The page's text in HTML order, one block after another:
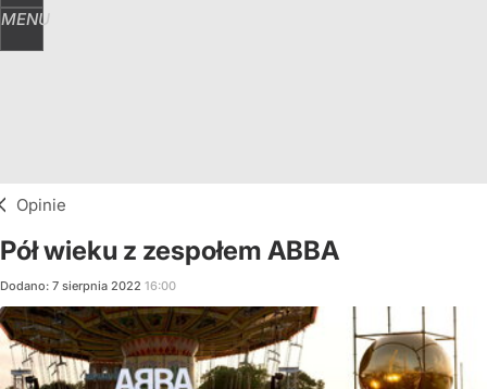
MENU
Opinie
Pół wieku z zespołem ABBA
Dodano: 7 sierpnia 2022 16:00